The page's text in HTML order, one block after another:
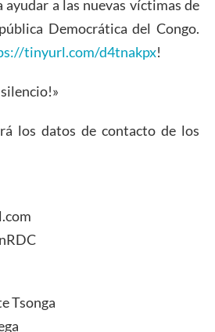
ayudar a las nuevas víctimas de
Democrática del Congo.
tinyurl.com/d4tnakpx!
los datos de contacto de los
Tsonga